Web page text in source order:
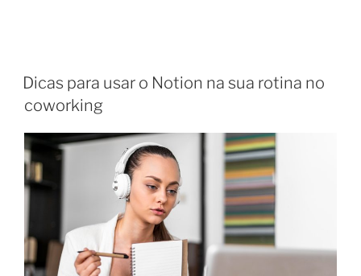
Dicas para usar o Notion na sua rotina no
coworking